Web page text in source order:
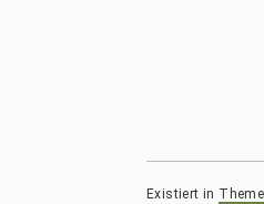
Existiert in